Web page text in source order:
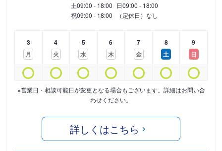
土09:00 - 18:00 日09:00 - 18:00
祝09:00 - 18:00 （定休日）なし
3
月
4
火
5
水
6
木
7
金
8
土
9
日
※営業日・相談可能日が変更となる場合もございます。詳細はお問い合
わせください。
詳しくはこちら